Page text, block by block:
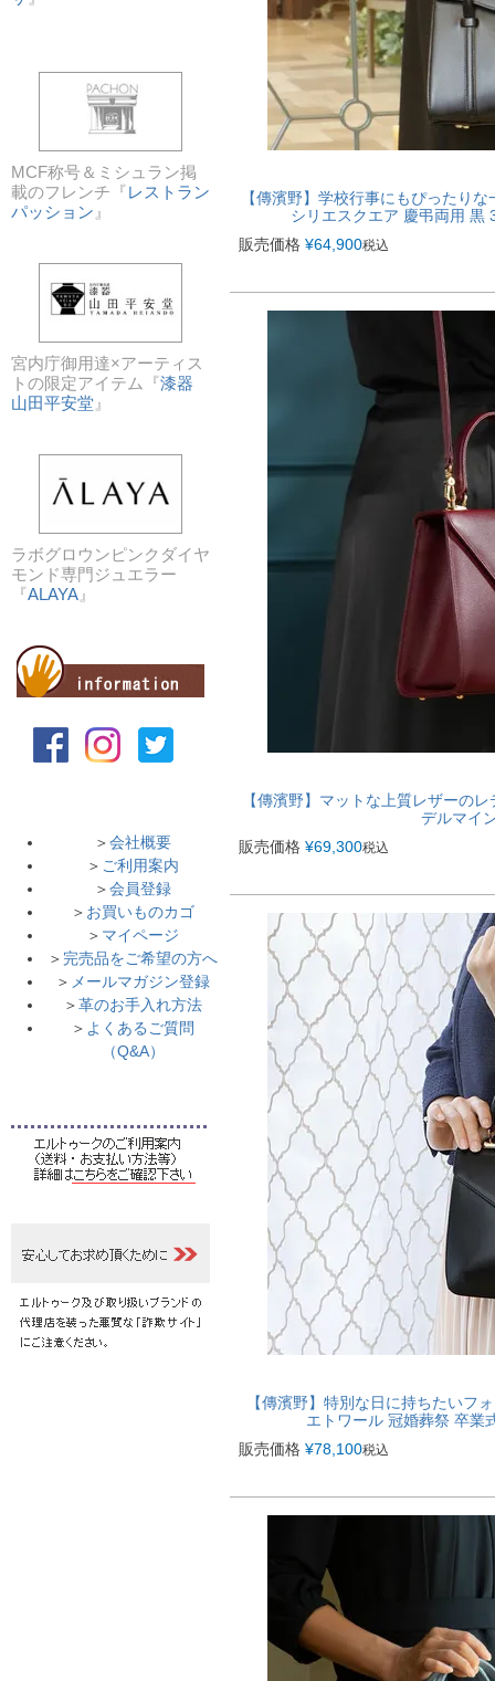
MCF称号＆ミシュラン掲
載のフレンチ『レストラン
パッション 』
宮内庁御用達×アーティス
トの限定アイテム『漆器
山田平安堂 』
ラボグロウンピンクダイヤ
モンド専門ジュエラー
『ALAYA 』
＞会社概要
＞ ご利用案内
＞会員登録
＞ お買いものカゴ
＞ マイページ
＞ 完売品をご希望の方へ
＞ メールマガジン登録
＞革のお手入れ方法
＞ よくあるご質問
（Q&A）
【傳濱野】学校行事にもぴったり
シリエスクエア 慶弔両用 黒
販売価格 ¥64,900税込
【傳濱野】マットな上質レザーの
デルマイ
販売価格 ¥69,300税込
【傳濱野】特別な日に持ちたいフ
エトワール 冠婚葬祭 卒
販売価格 ¥78,100税込